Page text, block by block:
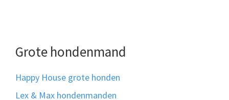
Grote hondenmand
Happy House grote honden
Lex & Max hondenmanden